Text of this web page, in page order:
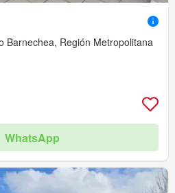
Barnechea, Región Metropolitana
WhatsApp